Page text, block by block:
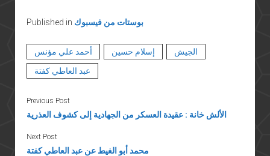
Published in بوستات من فيسبوك
أحمد علي مؤنس إسلام حسين
الجيش
عبد العاطي كفتة
Previous Post
الألش خانة : عقيدة العسكر من الجهادية إلى كشوف العذرية
Next Post
محمد أبو الغيط عن عبد العاطي كفتة